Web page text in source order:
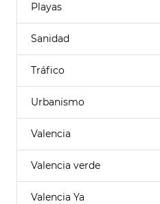
Playas
Sanidad
Tráfico
Urbanismo
Valencia
Valencia verde
Valencia Ya